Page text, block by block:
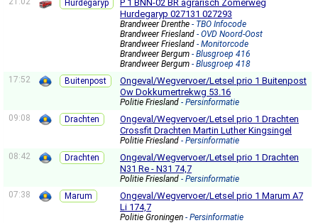
Hurdegaryp
P 1 BNN-02 BR agrarisch Zomerweg
Hurdegaryp 027131 027293
Brandweer Drenthe - TBO Infocode
Brandweer Friesland - OVD Noord-Oost
Brandweer Friesland - Monitorcode
Brandweer Bergum - Blusgroep 416
Brandweer Bergum - Blusgroep 418
17:52
Buitenpost
Ongeval/Wegvervoer/Letsel prio 1 Buitenpost
Ow Dokkumertrekwg 53.16
Politie Friesland - Persinformatie
09:08
Drachten
Ongeval/Wegvervoer/Letsel prio 1 Drachten
Crossfit Drachten Martin Luther Kingsingel
Politie Friesland - Persinformatie
08:42
Drachten
Ongeval/Wegvervoer/Letsel prio 1 Drachten
N31 Re - N31 74,7
Politie Friesland - Persinformatie
07:38
Marum
Ongeval/Wegvervoer/Letsel prio 1 Marum A7
Li 174,7
Politie Groningen - Persinformatie